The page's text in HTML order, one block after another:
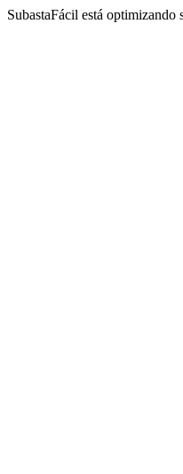
SubastaFácil está optimizando